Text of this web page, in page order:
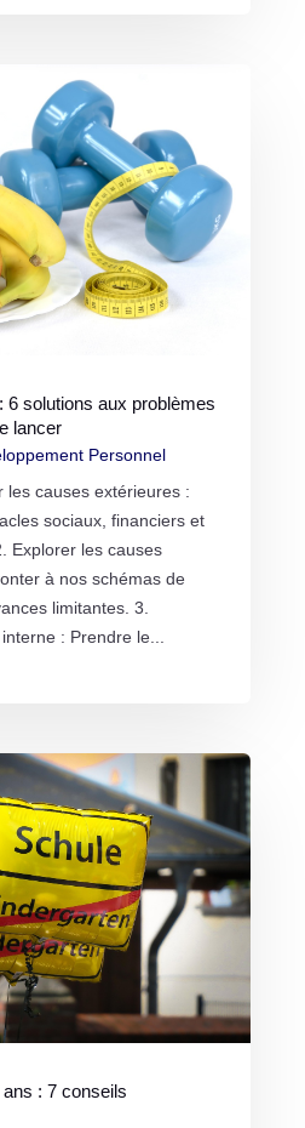
6 solutions aux problèmes
lancer
Personnel
les causes extérieures :
sociaux, financiers et
Explorer les causes
à nos schémas de
limitantes. 3.
: Prendre le...
: 7 conseils